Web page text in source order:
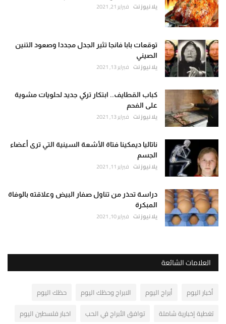
يلا نيوز نت فبراير 21, 2021
توقعات بابا فانجا تثير الجدل مجددا وصعود التنين
الصيني
يلا نيوز نت فبراير 13, 2021
كباب القطايف.. ابتكار تركي جديد لحلويات مشوية
على الفحم
يلا نيوز نت فبراير 13, 2021
ناتاليا ديمكينا فتاة الأشعة السينية التي ترى أعضاء
الجسم
يلا نيوز نت فبراير 11, 2021
دراسة تحذر من تناول صفار البيض وعلاقته بالوفاة
المبكرة
يلا نيوز نت فبراير 10, 2021
العلامات الشائعة
أخبار اليوم أبراج اليوم الابراج وحظك اليوم
حظك اليوم
تغطية إخبارية شاملة
توافق الأبراج في الحب
اخبار فلسطين اليوم